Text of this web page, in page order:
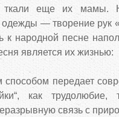
ткали еще их мамы.
одежды — творение рук
к народной песне
является их жизнью:
передает
как трудолюбие,
связь с